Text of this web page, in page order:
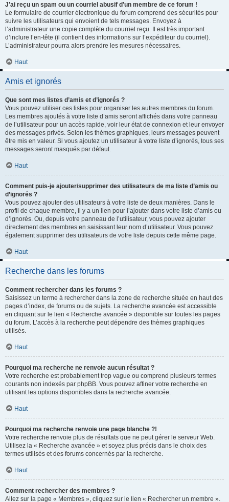
J’ai reçu un spam ou un courriel abusif d’un membre de ce forum !
Le formulaire de courrier électronique du forum comprend des sécurités pour
suivre les utilisateurs qui envoient de tels messages. Envoyez à
l’administrateur une copie complète du courriel reçu. Il est très important
d’inclure l’en-tête (il contient des informations sur l’expéditeur du courriel).
L’administrateur pourra alors prendre les mesures nécessaires.
Haut
Amis et ignorés
Que sont mes listes d’amis et d’ignorés ?
Vous pouvez utiliser ces listes pour organiser les autres membres du forum.
Les membres ajoutés à votre liste d’amis seront affichés dans votre panneau
de l’utilisateur pour un accès rapide, voir leur état de connexion et leur envoyer
des messages privés. Selon les thèmes graphiques, leurs messages peuvent
être mis en valeur. Si vous ajoutez un utilisateur à votre liste d’ignorés, tous ses
messages seront masqués par défaut.
Haut
Comment puis-je ajouter/supprimer des utilisateurs de ma liste d’amis ou
d’ignorés ?
Vous pouvez ajouter des utilisateurs à votre liste de deux manières. Dans le
profil de chaque membre, il y a un lien pour l’ajouter dans votre liste d’amis ou
d’ignorés. Ou, depuis votre panneau de l’utilisateur, vous pouvez ajouter
directement des membres en saisissant leur nom d’utilisateur. Vous pouvez
également supprimer des utilisateurs de votre liste depuis cette même page.
Haut
Recherche dans les forums
Comment rechercher dans les forums ?
Saisissez un terme à rechercher dans la zone de recherche située en haut des
pages d’index, de forums ou de sujets. La recherche avancée est accessible
en cliquant sur le lien « Recherche avancée » disponible sur toutes les pages
du forum. L’accès à la recherche peut dépendre des thèmes graphiques
utilisés.
Haut
Pourquoi ma recherche ne renvoie aucun résultat ?
Votre recherche est probablement trop vague ou comprend plusieurs termes
courants non indexés par phpBB. Vous pouvez affiner votre recherche en
utilisant les options disponibles dans la recherche avancée.
Haut
Pourquoi ma recherche renvoie une page blanche ?!
Votre recherche renvoie plus de résultats que ne peut gérer le serveur Web.
Utilisez la « Recherche avancée » et soyez plus précis dans le choix des
termes utilisés et des forums concernés par la recherche.
Haut
Comment rechercher des membres ?
Allez sur la page « Membres », cliquez sur le lien « Rechercher un membre ».